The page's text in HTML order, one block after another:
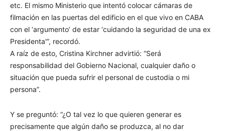
etc. El mismo Ministerio que intentó colocar cámaras de
filmación en las puertas del edificio en el que vivo en CABA
con el ‘argumento’ de estar ‘cuidando la seguridad de una ex
Presidenta'”, recordó.
A raíz de esto, Cristina Kirchner advirtió: “Será
responsabilidad del Gobierno Nacional, cualquier daño o
situación que pueda sufrir el personal de custodia o mi
persona”.
Y se preguntó: “¿O tal vez lo que quieren generar es
precisamente que algún daño se produzca, al no dar